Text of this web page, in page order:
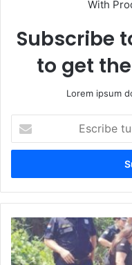
With
Subscribe
to get
Lorem ipsum
correo